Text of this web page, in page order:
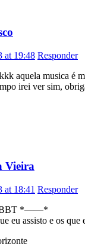
at 19:48 Responder
aquela musica é
irei ver sim,
Vieira
at 18:41 Responder
*——*
eu assisto e os